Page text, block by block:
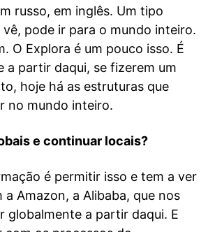
russo, em inglês. Um tipo
pode ir para o mundo inteiro.
O Explora é um pouco isso. É
a partir daqui, se fizerem um
hoje há as estruturas que
no mundo inteiro.
e continuar locais?
é permitir isso e tem a ver
a Amazon, a Alibaba, que nos
globalmente a partir daqui. E